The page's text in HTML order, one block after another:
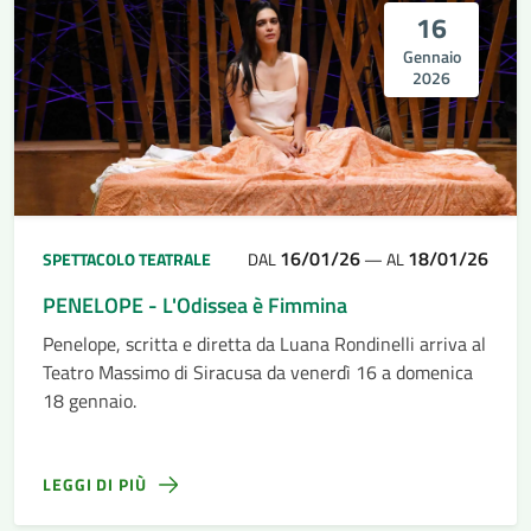
16
Gennaio
2026
SPETTACOLO TEATRALE DAL16/01/26—AL18/01/26
PENELOPE - L'Odissea è Fimmina
Penelope, scritta e diretta da Luana Rondinelli arriva al
Teatro Massimo di Siracusa da venerdì 16 a domenica
18 gennaio.
LEGGI DI PIÙ